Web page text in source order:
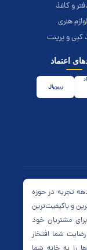
و کاغذ
لوازم هنری
کپی و پرینت
اعتماد
زرین‌پال
تجربه در حوزه
و باکیفیت‌ترین
مشتریان خود
شما افتخار